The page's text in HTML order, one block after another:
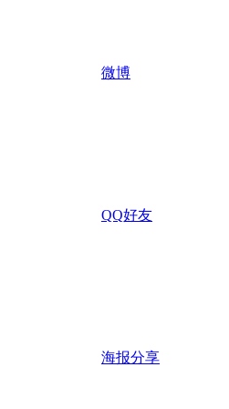
微博
QQ好友
海报分享